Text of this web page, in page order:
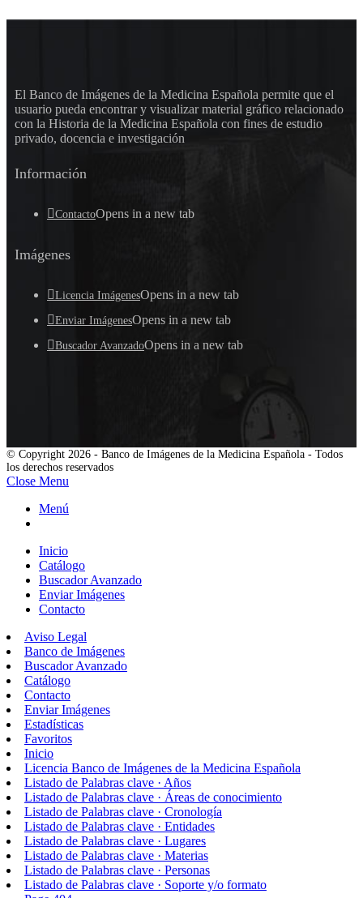
El Banco de Imágenes de la Medicina Española permite que el
usuario pueda encontrar y visualizar material gráfico relacionado
con la Historia de la Medicina Española con fines de estudio
privado, docencia e investigación
Información
ContactoOpens in a new tab
Imágenes
Licencia ImágenesOpens in a new tab
Enviar ImágenesOpens in a new tab
Buscador AvanzadoOpens in a new tab
© Copyright 2026 - Banco de Imágenes de la Medicina Española - Todos
los derechos reservados
Close Menu
Menú
Inicio
Catálogo
Buscador Avanzado
Enviar Imágenes
Contacto
Aviso Legal
Banco de Imágenes
Buscador Avanzado
Catálogo
Contacto
Enviar Imágenes
Estadísticas
Favoritos
Inicio
Licencia Banco de Imágenes de la Medicina Española
Listado de Palabras clave · Años
Listado de Palabras clave · Áreas de conocimiento
Listado de Palabras clave · Cronología
Listado de Palabras clave · Entidades
Listado de Palabras clave · Lugares
Listado de Palabras clave · Materias
Listado de Palabras clave · Personas
Listado de Palabras clave · Soporte y/o formato